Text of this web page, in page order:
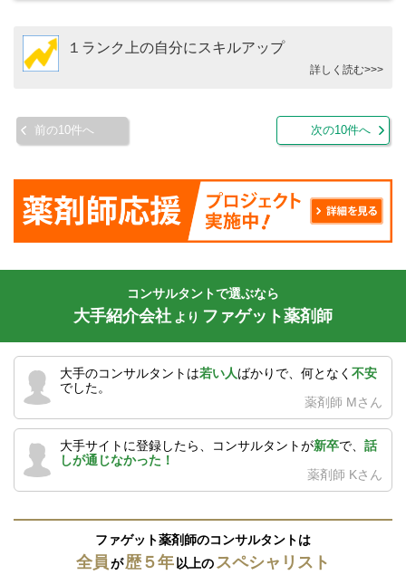
１ランク上の自分にスキルアップ
詳しく読む>>>
前の10件へ 次の10件へ
コンサルタントで選ぶなら
大手紹介会社 より ファゲット薬剤師
大手のコンサルタントは若い人ばかりで、何となく 不安
でした。
薬剤師 Mさん
大手サイトに登録したら、コンサルタントが新卒で、 話
しが通じなかった！
薬剤師 Kさん
ファゲット薬剤師のコンサルタントは
全員が歴５年以上のスペシャリスト